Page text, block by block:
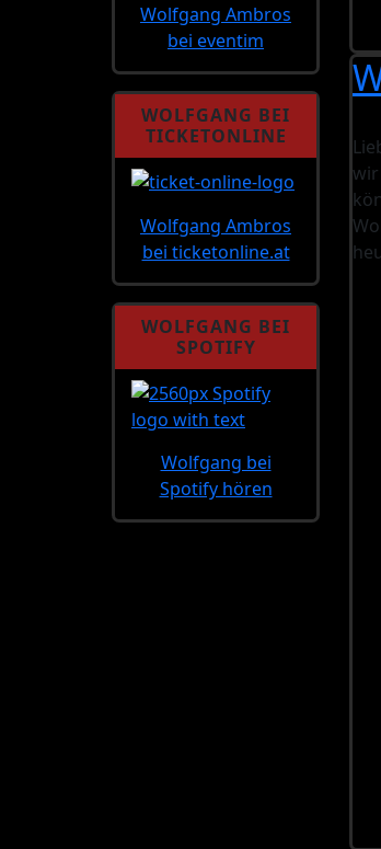
Wolfgang Ambros
bei eventim
WOLFGANG BEI
TICKETONLINE
Wolfgang Ambros
bei ticketonline.at
WOLFGANG BEI
SPOTIFY
Wolfgang bei
Spotify hören
wir